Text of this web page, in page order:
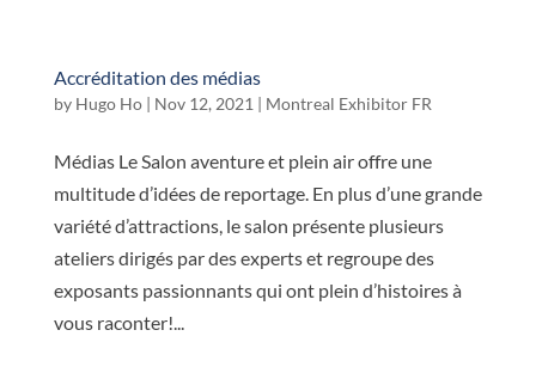
Accréditation des médias
by Hugo Ho| Nov 12, 2021 | Montreal Exhibitor FR
Médias Le Salon aventure et plein air offre une
multitude d’idées de reportage. En plus d’une grande
variété d’attractions, le salon présente plusieurs
ateliers dirigés par des experts et regroupe des
exposants passionnants qui ont plein d’histoires à
vous raconter!...